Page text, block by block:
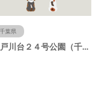
千葉県
江戸川台２４号公園（千葉県流山市）